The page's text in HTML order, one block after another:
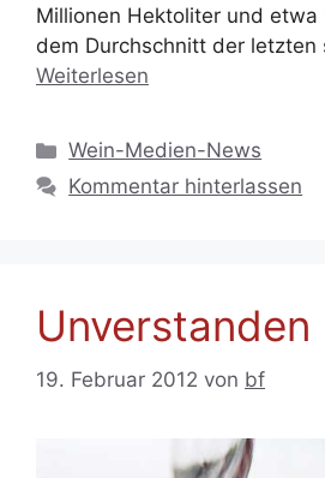
Millionen Hektoliter und etwa
dem Durchschnitt der letzten
Weiterlesen
Kategorien
Wein-Medien-News
Kommentar hinterlassen
Unverstanden
19. Februar 2012 von bf